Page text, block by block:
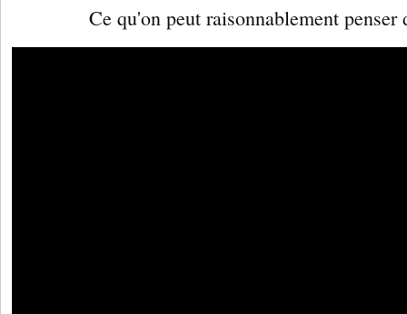
Ce qu'on peut raisonnablement penser